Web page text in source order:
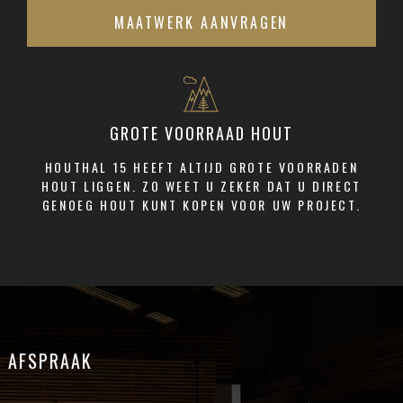
MAATWERK AANVRAGEN
GROTE VOORRAAD HOUT
HOUTHAL 15 HEEFT ALTIJD GROTE VOORRADEN
HOUT LIGGEN. ZO WEET U ZEKER DAT U DIRECT
GENOEG HOUT KUNT KOPEN VOOR UW PROJECT.
AFSPRAAK